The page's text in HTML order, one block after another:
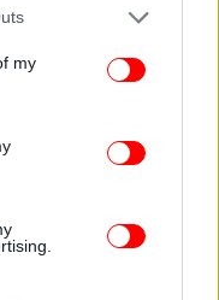
one or more Google
You may click to
third-party tags to
in below Google
my